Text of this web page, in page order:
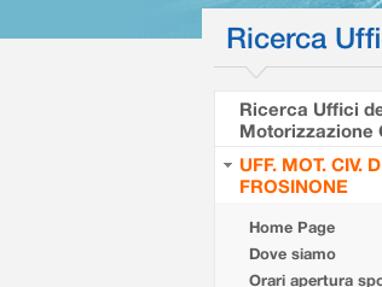
Ricerca
Ricerca Uffici
Motorizzazione
UFF. MOT. CIV.
FROSINONE
Home Page
Dove siamo
Orari apertura